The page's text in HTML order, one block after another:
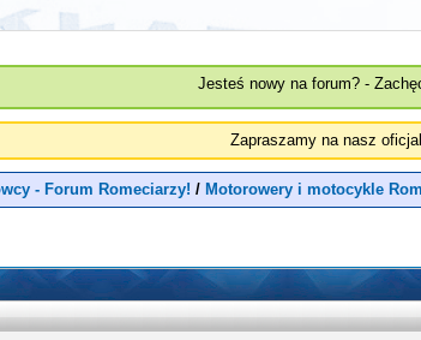
Jesteś nowy na forum? -
Zapraszamy na nasz
- Forum Romeciarzy! / Motorowery i motocykle